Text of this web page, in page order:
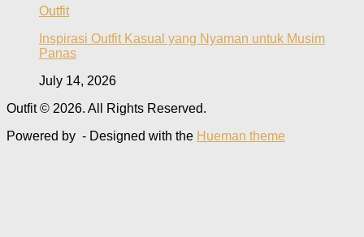
Outfit
Inspirasi Outfit Kasual yang Nyaman untuk Musim
Panas
July 14, 2026
Outfit © 2026. All Rights Reserved.
Powered by - Designed with the Hueman theme